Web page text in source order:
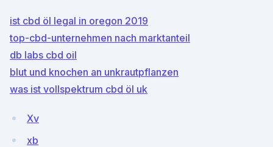
ist cbd öl legal in oregon 2019
top-cbd-unternehmen nach marktanteil
db labs cbd oil
blut und knochen an unkrautpflanzen
was ist vollspektrum cbd öl uk
Xv
xb